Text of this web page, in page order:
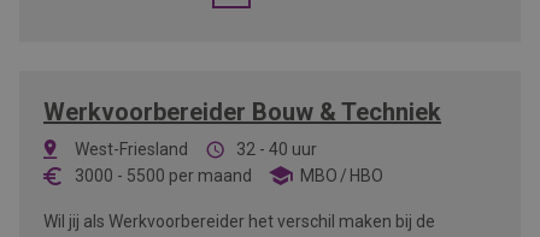
Werkvoorbereider Bouw & Techniek
West-Friesland
32 - 40 uur
3000 - 5500 per maand MBO HBO
Wil jij als Werkvoorbereider het verschil maken bij de